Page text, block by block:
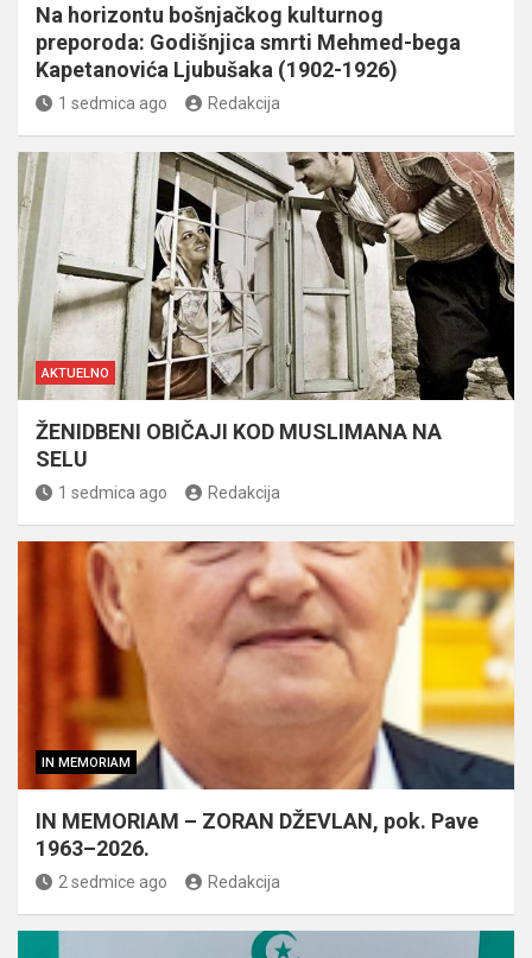
Na horizontu bošnjačkog kulturnog
preporoda: Godišnjica smrti Mehmed-bega
Kapetanovića Ljubušaka (1902-1926)
1 sedmica ago Redakcija
AKTUELNO
ŽENIDBENI OBIČAJI KOD MUSLIMANA NA
SELU
1 sedmica ago Redakcija
IN MEMORIAM
IN MEMORIAM – ZORAN DŽEVLAN, pok. Pave
1963–2026.
2 sedmice ago Redakcija